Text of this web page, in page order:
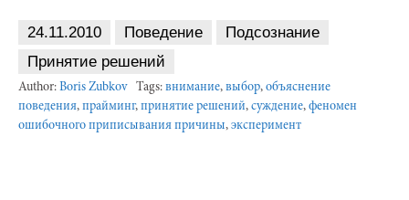
24.11.2010 Поведение
Подсознание
Принятие решений
Author: Boris Zubkov Tags: внимание, выбор, объяснение
поведения, прайминг, принятие решений, суждение, феномен
ошибочного приписывания причины, эксперимент